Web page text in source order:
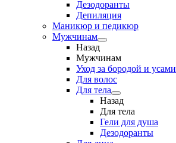
Дезодоранты
Депиляция
Маникюр и педикюр
Мужчинам
Назад
Мужчинам
Уход за бородой и усами
Для волос
Для тела
Назад
Для тела
Гели для душа
Дезодоранты